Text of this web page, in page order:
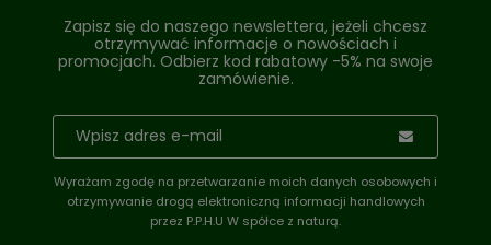
Zapisz się do naszego newslettera, jeżeli chcesz
otrzymywać informacje o nowościach i
promocjach. Odbierz kod rabatowy -5% na swoje
zamówienie.
Wyrażam zgodę na przetwarzanie moich danych osobowych i
otrzymywanie drogą elektroniczną informacji handlowych
przez P.P.H.U W spółce z naturą.